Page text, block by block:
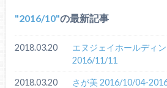
2016/10 の最新記事
2018.03.20
エヌジェイホールディ
2016/11/11
2018.03.20 さが美 2016/10/04-